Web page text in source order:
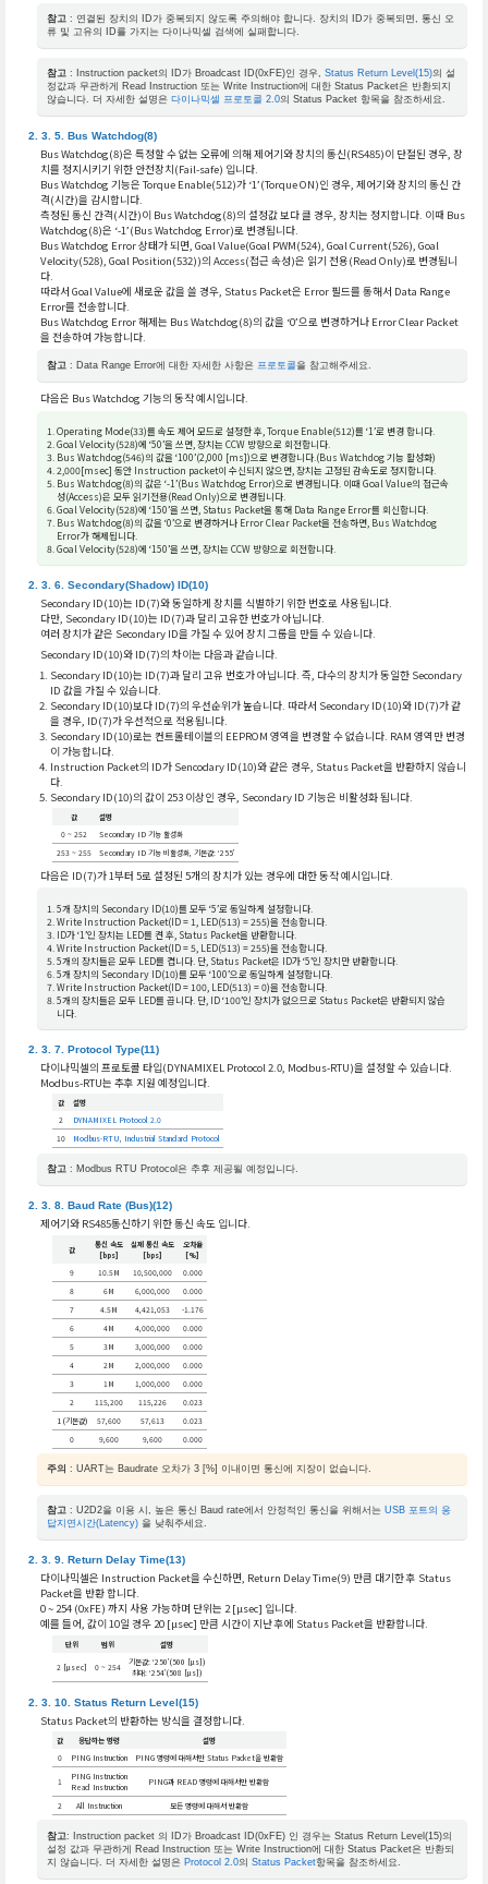
참고 : 연결된 장치의 ID가 중복되지 않도록 주의해야 합니다. 장치의 ID가 중복되면, 통신 오
류 및 고유의 ID를 가지는 다이나믹셀 검색에 실패합니다.
참고 : Instruction packet의 ID가 Broadcast ID(0xFE)인 경우,Status Return Level(15)의 설
정값과 무관하게 Read Instruction 또는 Write Instruction에 대한 Status Packet은 반환되지
않습니다. 더 자세한 설명은다이나믹셀 프로토콜 2.0의 Status Packet 항목을 참조하세요.
Bus Watchdog(8)
Bus Watchdog(8)은 특정할 수 없는 오류에 의해 제어기와 장치의 통신(RS485)이 단절된 경우, 장
치를 정지시키기 위한 안전장치(Fail-safe) 입니다.
Bus Watchdog 기능은 Torque Enable(512)가 ‘1’(Torque ON)인 경우, 제어기와 장치의 통신 간
격(시간)을 감시합니다.
측정된 통신 간격(시간)이 Bus Watchdog(8)의 설정값 보다 클 경우, 장치는 정지합니다. 이때 Bus
Watchdog(8)은 ‘-1’(Bus Watchdog Error)로 변경됩니다.
Bus Watchdog Error 상태가 되면, Goal Value(Goal PWM(524), Goal Current(526), Goal
Velocity(528), Goal Position(532))의 Access(접근 속성)은 읽기 전용(Read Only)로 변경됩니
다.
따라서 Goal Value에 새로운 값을 쓸 경우, Status Packet은 Error 필드를 통해서 Data Range
Error를 전송합니다.
Bus Watchdog Error 해제는 Bus Watchdog(8)의 값을 ‘0’으로 변경하거나 Error Clear Packet
을 전송하여 가능합니다.
참고 : Data Range Error에 대한 자세한 사항은 프로토콜을 참고해주세요.
다음은 Bus Watchdog 기능의 동작 예시입니다.
Operating Mode(33)를 속도 제어 모드로 설정한 후, Torque Enable(512)를 ‘1’로 변경 합니다.
Goal Velocity(528)에 ‘50’을 쓰면, 장치는 CCW 방향으로 회전합니다.
Bus Watchdog(546)의 값을 ‘100’(2,000 [ms])으로 변경합니다.(Bus Watchdog 기능 활성화)
2,000[msec] 동안 Instruction packet이 수신되지 않으면, 장치는 고정된 감속도로 정지합니다.
Bus Watchdog(8)의 값은 ‘-1’(Bus Watchdog Error)으로 변경됩니다. 이때 Goal Value의 접근속
성(Access)은 모두 읽기전용(Read Only)으로 변경됩니다.
Goal Velocity(528)에 ‘150’을 쓰면, Status Packet을 통해 Data Range Error를 회신합니다.
Bus Watchdog(8)의 값을 ‘0’으로 변경하거나 Error Clear Packet을 전송하면, Bus Watchdog
Error가 해제됩니다.
Goal Velocity(528)에 ‘150’을 쓰면, 장치는 CCW 방향으로 회전합니다.
Secondary(Shadow) ID(10)
Secondary ID(10)는 ID(7)와 동일하게 장치를 식별하기 위한 번호로 사용됩니다.
다만, Secondary ID(10)는 ID(7)과 달리 고유한 번호가 아닙니다.
여러 장치가 같은 Secondary ID을 가질 수 있어 장치 그룹을 만들 수 있습니다.
Secondary ID(10)와 ID(7)의 차이는 다음과 같습니다.
Secondary ID(10)는 ID(7)과 달리 고유 번호가 아닙니다. 즉, 다수의 장치가 동일한 Secondary
ID 값을 가질 수 있습니다.
Secondary ID(10)보다 ID(7)의 우선순위가 높습니다. 따라서 Secondary ID(10)와 ID(7)가 같
을 경우, ID(7)가 우선적으로 적용됩니다.
Secondary ID(10)로는 컨트롤테이블의 EEPROM 영역을 변경할 수 없습니다. RAM 영역만 변경
이 가능합니다.
Instruction Packet의 ID가 Sencodary ID(10)와 같은 경우, Status Packet을 반환하지 않습니
다.
Secondary ID(10)의 값이 253 이상인 경우, Secondary ID 기능은 비활성화 됩니다.
값
설명
0 ~ 252
Secondary ID 기능 활성화
253 ~ 255
Secondary ID 기능 비활성화, 기본값: ‘255’
다음은 ID(7)가 1부터 5로 설정된 5개의 장치가 있는 경우에 대한 동작 예시입니다.
5개 장치의 Secondary ID(10)를 모두 ‘5’로 동일하게 설정합니다.
Write Instruction Packet(ID = 1, LED(513) = 255)을 전송합니다.
ID가 ‘1’인 장치는 LED를 켠 후, Status Packet을 반환합니다.
Write Instruction Packet(ID = 5, LED(513) = 255)을 전송합니다.
5개의 장치들은 모두 LED를 켭니다. 단, Status Packet은 ID가 ‘5’인 장치만 반환합니다.
5개 장치의 Secondary ID(10)를 모두 ‘100’으로 동일하게 설정합니다.
Write Instruction Packet(ID = 100, LED(513) = 0)을 전송합니다.
5개의 장치들은 모두 LED를 끕니다. 단, ID ‘100’인 장치가 없으므로 Status Packet은 반환되지 않습
니다.
Protocol Type(11)
다이나믹셀의 프로토콜 타입(DYNAMIXEL Protocol 2.0, Modbus-RTU)을 설정할 수 있습니다.
Modbus-RTU는 추후 지원 예정입니다.
값
설명
2
DYNAMIXEL Protocol 2.0
10
Modbus-RTU, Industrial Standard Protocol
참고 : Modbus RTU Protocol은 추후 제공될 예정입니다.
Baud Rate (Bus)(12)
제어기와 RS485통신하기 위한 통신 속도 입니다.
값
통신 속도
[bps]
실제 통신 속도
[bps]
오차율
[%]
9
10.5M 10,500,000
0.000
8
6M 6,000,000
0.000
7
4.5M 4,421,053
-1.176
6
4M 4,000,000
0.000
5
3M 3,000,000
0.000
4
2M 2,000,000
0.000
3
1M 1,000,000
0.000
2
115,200 115,226
0.023
1 (기본값)
57,600 57,613
0.023
0
9,600 9,600 0.000
주의 : UART는 Baudrate 오차가 3 [%] 이내이면 통신에 지장이 없습니다.
참고 : U2D2을 이용 시, 높은 통신 Baud rate에서 안정적인 통신을 위해서는USB 포트의 응
답지연시간(Latency) 을 낮춰주세요.
Return Delay Time(13)
다이나믹셀은 Instruction Packet을 수신하면, Return Delay Time(9) 만큼 대기한 후 Status
Packet을 반환 합니다.
0 ~ 254 (0xFE) 까지 사용 가능하며 단위는 2 [μsec] 입니다.
예를 들어, 값이 10일 경우 20 [μsec] 만큼 시간이 지난 후에 Status Packet을 반환합니다.
단위 범위 설명
2 [μsec] 0 ~ 254
기본값: ‘250’(500 [μs])
최대: ‘254’(508 [μs])
Status Return Level(15)
Status Packet의 반환하는 방식을 결정합니다.
값 응답하는 명령
설명
0
PING Instruction PING 명령에 대해서만 Status Packet을 반환함
1
PING Instruction
Read Instruction
PING과 READ 명령에 대해서만 반환함
2 All Instruction 모든 명령에 대해서 반환함
참고: Instruction packet 의 ID가 Broadcast ID(0xFE) 인 경우는 Status Return Level(15)의
설정 값과 무관하게 Read Instruction 또는 Write Instruction에 대한 Status Packet은 반환되
지 않습니다. 더 자세한 설명은 Protocol 2.0의Status Packet항목을 참조하세요.